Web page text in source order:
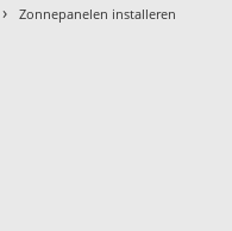
› Zonnepanelen installeren